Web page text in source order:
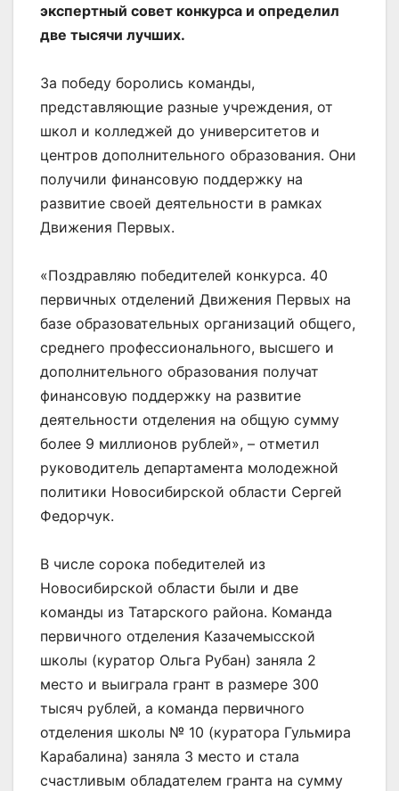
экспертный совет конкурса и определил
две тысячи лучших.
За победу боролись команды,
представляющие разные учреждения, от
школ и колледжей до университетов и
центров дополнительного образования. Они
получили финансовую поддержку на
развитие своей деятельности в рамках
Движения Первых.
«Поздравляю победителей конкурса. 40
первичных отделений Движения Первых на
базе образовательных организаций общего,
среднего профессионального, высшего и
дополнительного образования получат
финансовую поддержку на развитие
деятельности отделения на общую сумму
более 9 миллионов рублей», – отметил
руководитель департамента молодежной
политики Новосибирской области Сергей
Федорчук.
В числе сорока победителей из
Новосибирской области были и две
команды из Татарского района. Команда
первичного отделения Казачемысской
школы (куратор Ольга Рубан) заняла 2
место и выиграла грант в размере 300
тысяч рублей, а команда первичного
отделения школы № 10 (куратора Гульмира
Карабалина) заняла 3 место и стала
счастливым обладателем гранта на сумму